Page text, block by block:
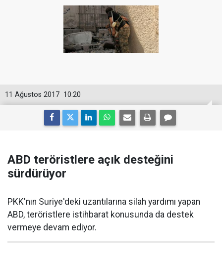
10:20
11 Ağustos 2017
ABD teröristlere açık desteğini
sürdürüyor
PKK'nın Suriye'deki uzantılarına silah yardımı yapan
ABD, teröristlere istihbarat konusunda da destek
vermeye devam ediyor.